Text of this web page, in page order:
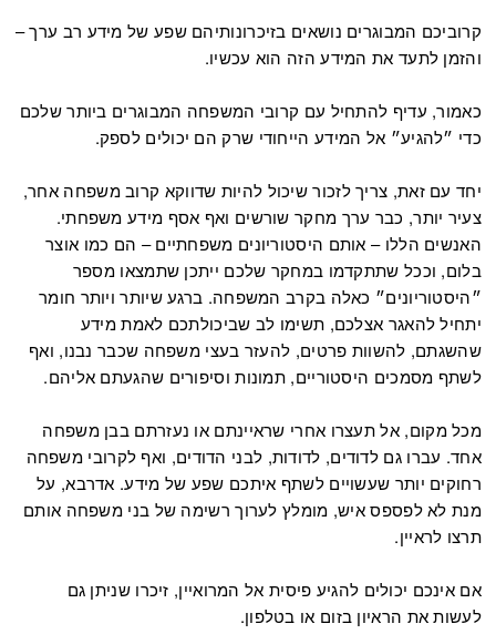
קרוביכם המבוגרים נושאים בזיכרונותיהם שפע של מידע רב ערך –
והזמן לתעד את המידע הזה הוא עכשיו.
כאמור, עדיף להתחיל עם קרובי המשפחה המבוגרים ביותר שלכם
כדי ״להגיע״ אל המידע הייחודי שרק הם יכולים לספק.
יחד עם זאת, צריך לזכור שיכול להיות שדווקא קרוב משפחה אחר,
צעיר יותר, כבר ערך מחקר שורשים ואף אסף מידע משפחתי.
האנשים הללו – אותם היסטוריונים משפחתיים – הם כמו אוצר
בלום, וככל שתתקדמו במחקר שלכם ייתכן שתמצאו מספר
״היסטוריונים״ כאלה בקרב המשפחה. ברגע שיותר ויותר חומר
יתחיל להאגר אצלכם, תשימו לב שביכולתכם לאמת מידע
שהשגתם, להשוות פרטים, להעזר בעצי משפחה שכבר נבנו, ואף
לשתף מסמכים היסטוריים, תמונות וסיפורים שהגעתם אליהם.
מכל מקום, אל תעצרו אחרי שראיינתם או נעזרתם בבן משפחה
אחד. עברו גם לדודים, לדודות, לבני הדודים, ואף לקרובי משפחה
רחוקים יותר שעשויים לשתף איתכם שפע של מידע. אדרבא, על
מנת לא לפספס איש, מומלץ לערוך רשימה של בני משפחה אותם
תרצו לראיין.
אם אינכם יכולים להגיע פיסית אל המרואיין, זיכרו שניתן גם
לעשות את הראיון בזום או בטלפון.